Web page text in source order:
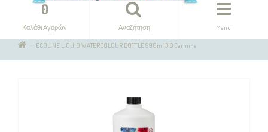
Menu
Αναζήτηση
0
Καλάθι Αγορών
ECOLINE LIQUID WATERCOLOUR BOTTLE 990ml 318 Carmine